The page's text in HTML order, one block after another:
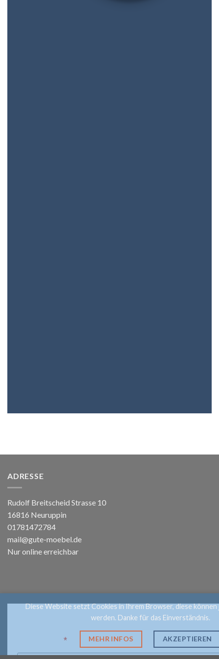
ADRESSE
Rudolf Breitscheid Strasse 10
16816 Neuruppin
01781472784
mail@gute-moebel.de
Nur online erreichbar
Anmelden
*
Diese Website setzt Cookies in Ihrem Browser, diese
werden. Danke für das Einverständnis.
MEHR INFOS AKZEPTIEREN